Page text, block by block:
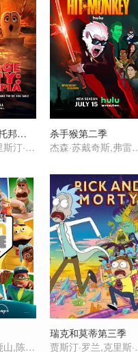
香肠聚会：食托邦第一季
塞斯·罗根,克里斯汀·韦格,迈克尔·塞拉,大卫·克朗姆霍茨,爱德华·诺顿,威尔·福特,山姆·理查森,娜塔莎·罗斯韦尔,亚瑟·李斯特
杀手猴第二季
杰森·苏戴奇斯,弗雷德·塔特西奥,奥立薇娅·玛恩,
威尔·福特,王鹿山,陈琦烨,乔·费尔斯通,米兰·雷,乔希·汤姆森,Rosie Foss
瑞克和莫蒂第三季
贾斯汀·